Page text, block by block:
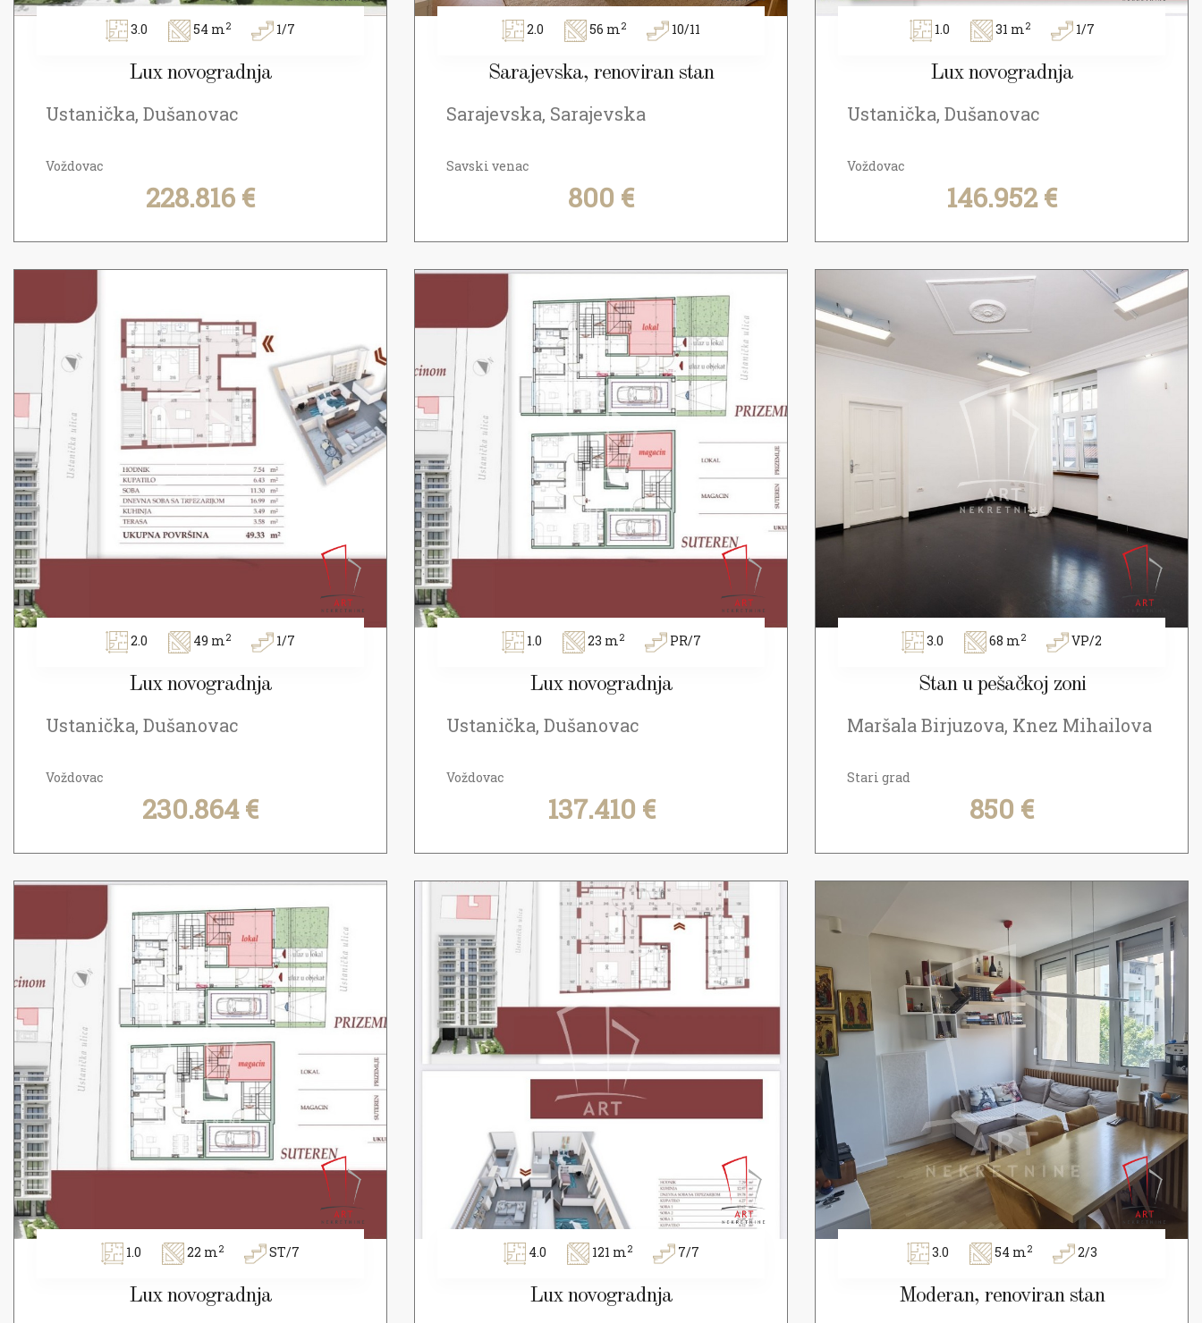
3.0 54 m2 1/7
Lux novogradnja
Ustanička, Dušanovac
Voždovac
228.816 €
2.0 56 m2 10/11
Sarajevska, renoviran stan
Sarajevska, Sarajevska
Savski venac
800 €
1.0 31 m2 1/7
Lux novogradnja
Ustanička, Dušanovac
Voždovac
146.952 €
2.0 49 m2 1/7
Lux novogradnja
Ustanička, Dušanovac
Voždovac
230.864 €
1.0 23 m2 PR/7
Lux novogradnja
Ustanička, Dušanovac
Voždovac
137.410 €
3.0 68 m2 VP/2
Stan u pešačkoj zoni
Maršala Birjuzova, Knez Mihailova
Stari grad
850 €
1.0 22 m2 ST/7
Lux novogradnja
4.0 121 m2 7/7
Lux novogradnja
3.0 54 m2 2/3
Moderan, renoviran stan